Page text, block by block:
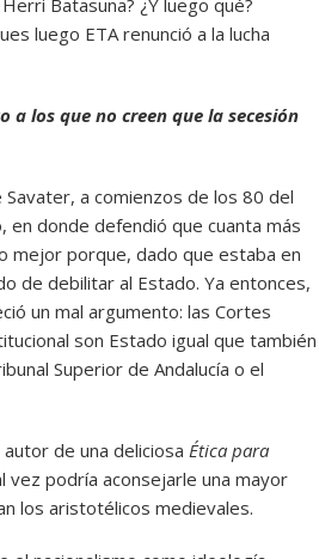
Batasuna? ¿Y luego qué?
luego ETA renunció a la lucha
a los que no creen que la secesión
a comienzos de los 80 del
donde defendió que cuanta más
mejor porque, dado que estaba en
de debilitar al Estado. Ya entonces,
un mal argumento: las Cortes
son Estado igual que también
Superior de Andalucía o el
de una deliciosa Ética para
podría aconsejarle una mayor
los aristotélicos medievales.